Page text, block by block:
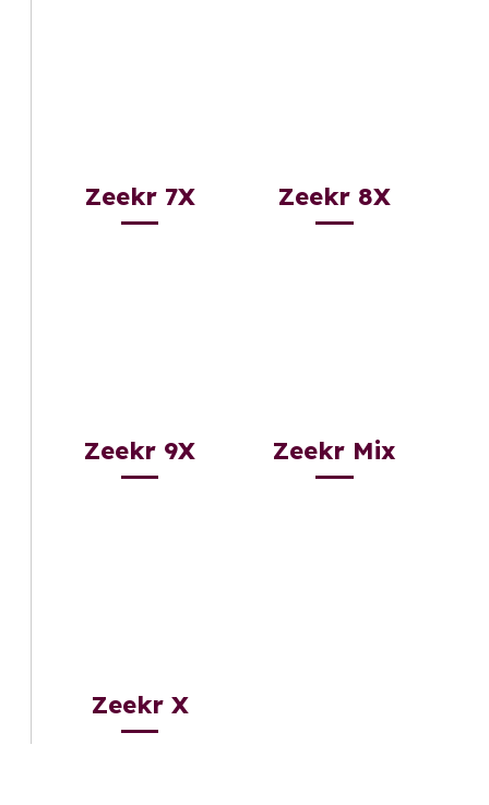
Zeekr 7X Zeekr 8X
Zeekr 9X Zeekr Mix
Zeekr X